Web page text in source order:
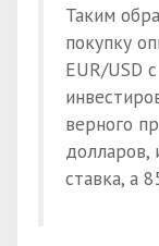
Таким
покупку
EUR/USD
верного
долларов,
ставка, а